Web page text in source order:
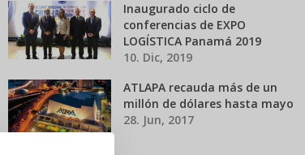
Inaugurado ciclo de
conferencias de EXPO
LOGÍSTICA Panamá 2019
10. Dic, 2019
ATLAPA recauda más de un
millón de dólares hasta mayo
28. Jun, 2017